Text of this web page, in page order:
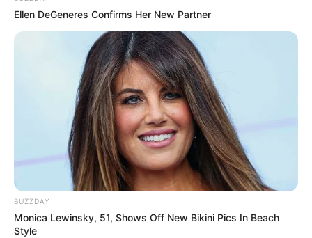
Ellen DeGeneres Confirms Her New Partner
BUZZDAY
Monica Lewinsky, 51, Shows Off New Bikini Pics In Beach
Style